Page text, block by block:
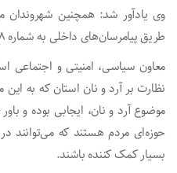
وی یادآور شد: همچنین شهروندان
طریق پیامرسان‌های داخلی به شماره ۰۹۳۰۴۹۶۱۹۳۸ ارسال کنند.
معاون سیاسی، امنیتی و اجتماعی
نظارت بر آرد و نان استان که به
موضوع آرد و نان، ایجابی بوده و
حوزه‌ای مردم هستند که می‌توانند
بسیار کمک کننده باشند.